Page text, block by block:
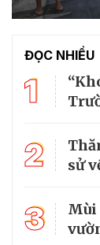
ĐỌC NHIỀU
1
2
sử
3
Mùi